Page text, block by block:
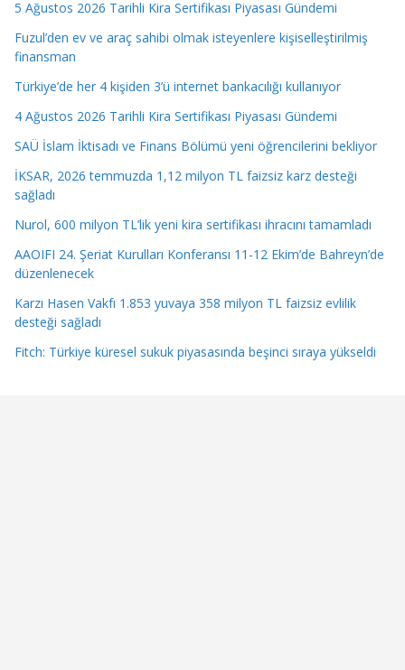
5 Ağustos 2026 Tarihli Kira Sertifikası Piyasası Gündemi
Fuzul’den ev ve araç sahibi olmak isteyenlere kişiselleştirilmiş
finansman
Türkiye’de her 4 kişiden 3’ü internet bankacılığı kullanıyor
4 Ağustos 2026 Tarihli Kira Sertifikası Piyasası Gündemi
SAÜ İslam İktisadı ve Finans Bölümü yeni öğrencilerini bekliyor
İKSAR, 2026 temmuzda 1,12 milyon TL faizsiz karz desteği
sağladı
Nurol, 600 milyon TL’lik yeni kira sertifikası ihracını tamamladı
AAOIFI 24. Şeriat Kurulları Konferansı 11-12 Ekim’de Bahreyn’de
düzenlenecek
Karzı Hasen Vakfı 1.853 yuvaya 358 milyon TL faizsiz evlilik
desteği sağladı
Fitch: Türkiye küresel sukuk piyasasında beşinci sıraya yükseldi